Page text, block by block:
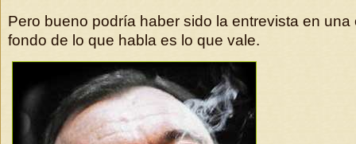
Pero bueno podría haber sido la entrevista en una
fondo de lo que habla es lo que vale.